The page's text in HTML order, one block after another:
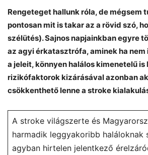
Rengeteget hallunk róla, de mégsem
pontosan mit is takar az a rövid szó,
szélütés). Sajnos napjainkban egyre
az agyi érkatasztrófa, aminek ha
a jeleit, könnyen halálos kimenetelű is
rizikófaktorok kizárásával azonban
csökkenthető lenne a stroke
A stroke világszerte és
harmadik leggyakoribb haláloknak
agyban hirtelen jelentkező